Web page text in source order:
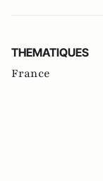
THEMATIQUES
France